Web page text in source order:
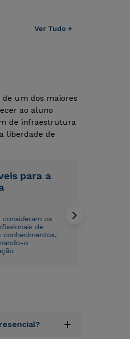
Ver Tudo +
um dos maiores
ao aluno
de infraestrutura
liberdade de
para a
os
de
conhecimentos,
o
+
aPolítica de Privacidade.
sejam utilizados para o
Cruzeiro do Sul.
aPolítica de Privacidade.
sejam utilizados para o
Cruzeiro do Sul.